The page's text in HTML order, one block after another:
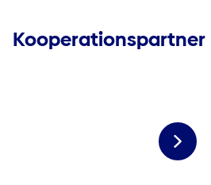
Kooperationspartner